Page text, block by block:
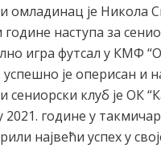
омладинац је Никола
наступа за
игра футсал у КМФ
успешно је оперисан и
сениорски клуб је ОК
2021. године у
највећи успех у